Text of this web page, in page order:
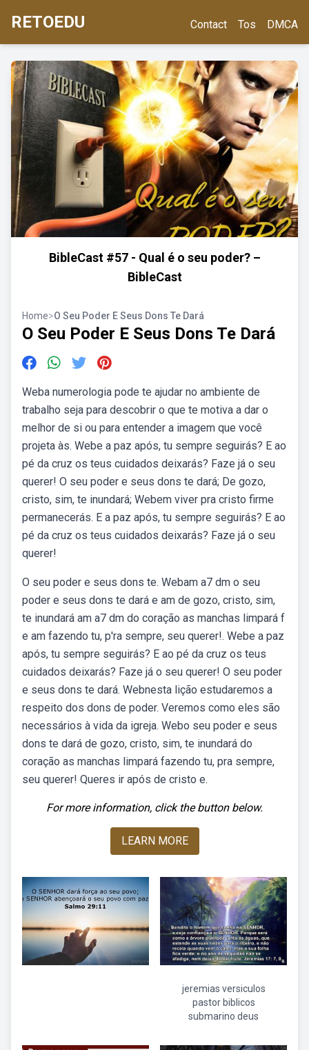
RETOEDU Contact Tos DMCA
BibleCast #57 - Qual é o seu poder? –
BibleCast
Home>O Seu Poder E Seus Dons Te Dará
O Seu Poder E Seus Dons Te Dará
Weba numerologia pode te ajudar no ambiente de
trabalho seja para descobrir o que te motiva a dar o
melhor de si ou para entender a imagem que você
projeta às. Webe a paz após, tu sempre seguirás? E ao
pé da cruz os teus cuidados deixarás? Faze já o seu
querer! O seu poder e seus dons te dará; De gozo,
cristo, sim, te inundará; Webem viver pra cristo firme
permanecerás. E a paz após, tu sempre seguirás? E ao
pé da cruz os teus cuidados deixarás? Faze já o seu
querer!
O seu poder e seus dons te. Webam a7 dm o seu
poder e seus dons te dará e am de gozo, cristo, sim,
te inundará am a7 dm do coração as manchas limpará f
e am fazendo tu, p'ra sempre, seu querer!. Webe a paz
após, tu sempre seguirás? E ao pé da cruz os teus
cuidados deixarás? Faze já o seu querer! O seu poder
e seus dons te dará. Webnesta lição estudaremos a
respeito dos dons de poder. Veremos como eles são
necessários à vida da igreja. Webo seu poder e seus
dons te dará de gozo, cristo, sim, te inundará do
coração as manchas limpará fazendo tu, pra sempre,
seu querer! Queres ir após de cristo e.
For more information, click the button below.
LEARN MORE
jeremias versiculos
pastor biblicos
submarino deus